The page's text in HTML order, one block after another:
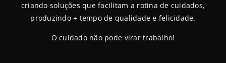
criando soluções que facilitam a rotina de cuidados,
produzindo + tempo de qualidade e felicidade.
O cuidado não pode virar trabalho!